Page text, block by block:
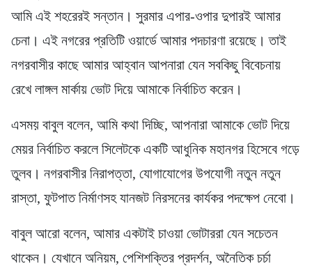
আমি এই শহরেরই সন্তান। সুরমার এপার-ওপার দুপারই আমার
চেনা। এই নগরের প্রতিটি ওয়ার্ডে আমার পদচারণা রয়েছে। তাই
নগরবাসীর কাছে আমার আহ্বান আপনারা যেন সবকিছু বিবেচনায়
রেখে লাঙ্গল মার্কায় ভোট দিয়ে আমাকে নির্বাচিত করেন।
এসময় বাবুল বলেন, আমি কথা দিচ্ছি, আপনারা আমাকে ভোট দিয়ে
মেয়র নির্বাচিত করলে সিলেটকে একটি আধুনিক মহানগর হিসেবে গড়ে
তুলব। নগরবাসীর নিরাপত্তা, যোগাযোগের উপযোগী নতুন নতুন
রাস্তা, ফুটপাত নির্মাণসহ যানজট নিরসনের কার্যকর পদক্ষেপ নেবো।
বাবুল আরাে বলেন, আমার একটাই চাওয়া ভোটাররা যেন সচেতন
থাকেন। যেখানে অনিয়ম, পেশিশক্তির প্রদর্শন, অনৈতিক চর্চা